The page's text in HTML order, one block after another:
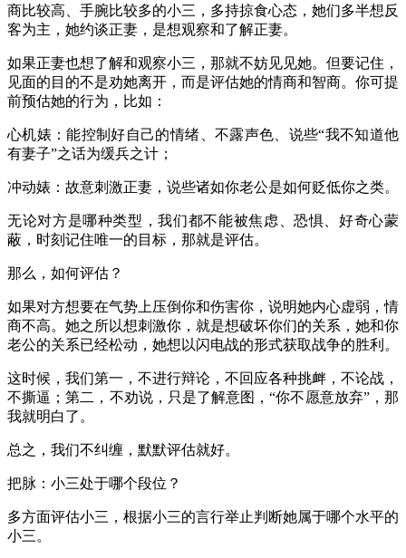
商比较高、手腕比较多的小三，多持掠食心态，她们多半想反
客为主，她约谈正妻，是想观察和了解正妻。
如果正妻也想了解和观察小三，那就不妨见见她。但要记住，
见面的目的不是劝她离开，而是评估她的情商和智商。你可提
前预估她的行为，比如：
心机婊：能控制好自己的情绪、不露声色、说些“我不知道他
有妻子”之话为缓兵之计；
冲动婊：故意刺激正妻，说些诸如你老公是如何贬低你之类。
无论对方是哪种类型，我们都不能被焦虑、恐惧、好奇心蒙
蔽，时刻记住唯一的目标，那就是评估。
那么，如何评估？
如果对方想要在气势上压倒你和伤害你，说明她内心虚弱，情
商不高。她之所以想刺激你，就是想破坏你们的关系，她和你
老公的关系已经松动，她想以闪电战的形式获取战争的胜利。
这时候，我们第一，不进行辩论，不回应各种挑衅，不论战，
不撕逼；第二，不劝说，只是了解意图，“你不愿意放弃”，那
我就明白了。
总之，我们不纠缠，默默评估就好。
把脉：小三处于哪个段位？
多方面评估小三，根据小三的言行举止判断她属于哪个水平的
小三。